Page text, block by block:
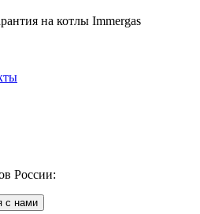
на котлы Immergas
России:
с нами